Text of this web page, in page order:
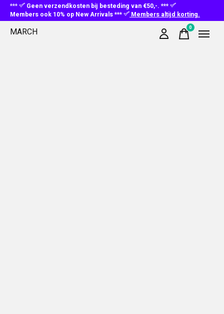
***
Geen verzendkosten bij besteding van €50,-. ***
Members ook 10% op New Arrivals ***
Members altijd korting.
MARCH 0items